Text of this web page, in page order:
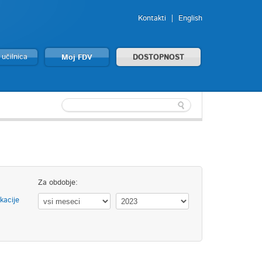
Kontakti English
učilnica Moj FDV DOSTOPNOST
Za obdobje: